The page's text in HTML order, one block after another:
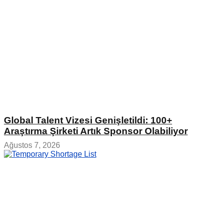
Global Talent Vizesi Genişletildi: 100+
Araştırma Şirketi Artık Sponsor Olabiliyor
Ağustos 7, 2026